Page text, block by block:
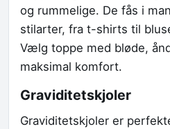
og rummelige. De fås i
stilarter, fra t-shirts til
Vælg toppe med bløde,
maksimal komfort.
Graviditetskjoler
Graviditetskjoler er